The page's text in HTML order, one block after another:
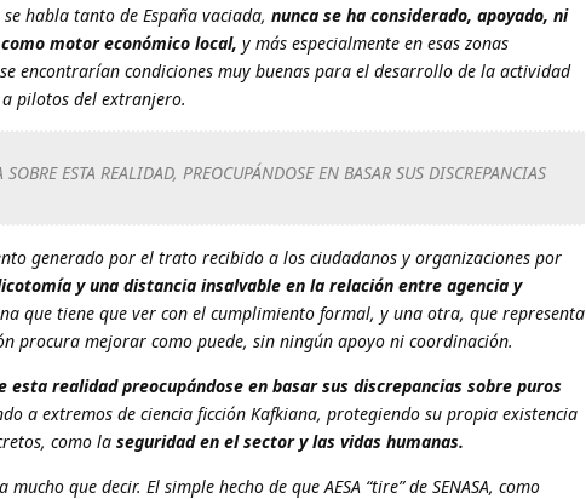
habla tanto de España vaciada, nunca se ha considerado, apoyado, ni
motor económico local, y más especialmente en esas zonas
encontrarían condiciones muy buenas para el desarrollo de la actividad
pilotos del extranjero.
ESTA REALIDAD, PREOCUPÁNDOSE EN BASAR SUS DISCREPANCIAS
generado por el trato recibido a los ciudadanos y organizaciones por
y una distancia insalvable en la relación entre agencia y
que tiene que ver con el cumplimiento formal, y una otra, que representa
procura mejorar como puede, sin ningún apoyo ni coordinación.
esta realidad preocupándose en basar sus discrepancias sobre puros
a extremos de ciencia ficción Kafkiana, protegiendo su propia existencia
como la seguridad en el sector y las vidas humanas.
que decir. El simple hecho de que AESA “tire” de SENASA, como